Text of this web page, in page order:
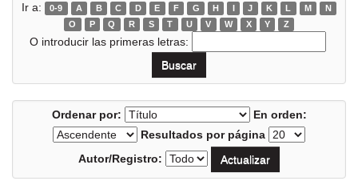
Ir a: 0-9 A B C D E F G H I J K L M
N
O
P Q R S T U V W X Y Z
O introducir las primeras letras:
Ordenar por:
En orden:
Resultados por página
Autor/Registro: